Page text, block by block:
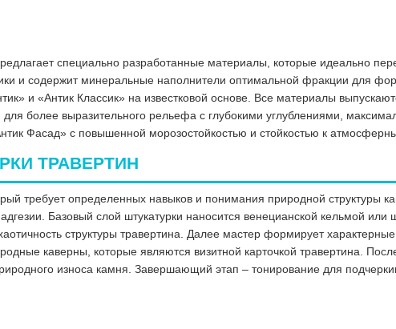
специально разработанные материалы, которые идеально
и содержит минеральные наполнители оптимальной фракции для
и «Антик Классик» на известковой основе. Все материалы
более выразительного рельефа с глубокими углублениями,
Фасад» с повышенной морозостойкостью и стойкостью к
ТРАВЕРТИН
требует определенных навыков и понимания природной структуры
Базовый слой штукатурки наносится венецианской кельмой
структуры травертина. Далее мастер формирует
каверны, которые являются визитной карточкой травертина.
износа камня. Завершающий этап – тонирование для